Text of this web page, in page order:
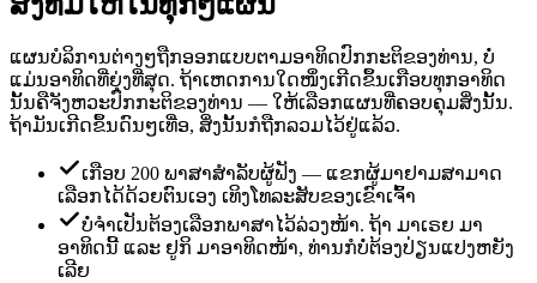
ແຜນບໍລິການຕ່າງໆຖືກອອກແບບຕາມອາທິດປົກກະຕິຂອງທ່ານ, ບໍ່
ແມ່ນອາທິດທີ່ຍຸ່ງທີ່ສຸດ. ຖ້າເຫດການໃດໜຶ່ງເກີດຂຶ້ນເກືອບທຸກອາທິດ
ນັ້ນຄືຈັງຫວະປົກກະຕິຂອງທ່ານ — ໃຫ້ເລືອກແຜນທີ່ຄອບຄຸມສິ່ງນັ້ນ.
ຖ້າມັນເກີດຂຶ້ນດົນໆເທື່ອ, ສິ່ງນັ້ນກໍຖືກລວມໄວ້ຢູ່ແລ້ວ.
ເກືອບ 200 ພາສາສຳລັບຜູ້ຟັງ — ແຂກຜູ້ມາຢາມສາມາດ
ເລືອກໄດ້ດ້ວຍຕົນເອງ ເທິງໂທລະສັບຂອງເຂົາເຈົ້າ
ບໍ່ຈຳເປັນຕ້ອງເລືອກພາສາໄວ້ລ່ວງໜ້າ. ຖ້າ ມາເຣຍ ມາ
ອາທິດນີ້ ແລະ ຢູກິ ມາອາທິດໜ້າ, ທ່ານກໍບໍ່ຕ້ອງປ່ຽນແປງຫຍັງ
ເລີຍ